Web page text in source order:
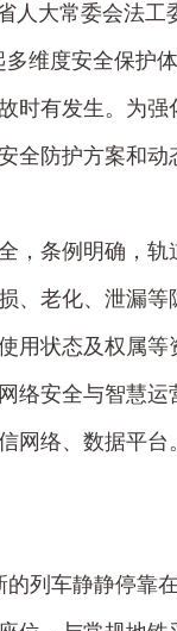
大常委会法
维度安全保护体
有发生。为
防护方案和
条例明确，
老化、泄漏
用状态及权属等
安全与智慧
网络、数据平台。
列车静静停靠